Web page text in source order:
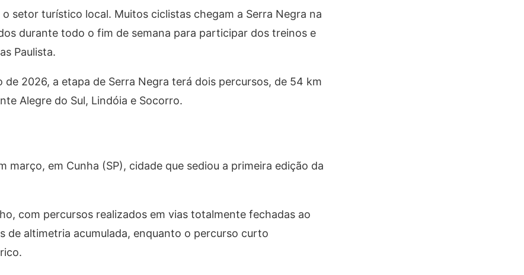
setor turístico local. Muitos ciclistas chegam a Serra Negra na
durante todo o fim de semana para participar dos treinos e
Paulista.
2026, a etapa de Serra Negra terá dois percursos, de 54 km
Alegre do Sul, Lindóia e Socorro.
março, em Cunha (SP), cidade que sediou a primeira edição da
com percursos realizados em vias totalmente fechadas ao
altimetria acumulada, enquanto o percurso curto